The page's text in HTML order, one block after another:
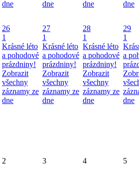
dne
dne
dne
dne
26
1
Krásné léto
a pohodové
prázdniny!
Zobrazit
všechny
záznamy ze
dne
27
1
Krásné léto
a pohodové
prázdniny!
Zobrazit
všechny
záznamy ze
dne
28
1
Krásné léto
a pohodové
prázdniny!
Zobrazit
všechny
záznamy ze
dne
29
1
a
dne
2 3 4 5